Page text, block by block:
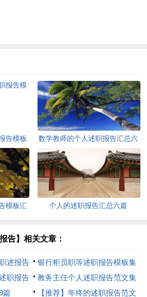
告模板
数学教师的个人述职报告汇总六
模板汇
个人的述职报告汇总六篇
告】相关文章：
述报告
银行柜员职等述职报告模板集
合5篇
职报告
教务主任个人述职报告范文集
锦10篇
篇 【推荐】年终的述职报告范文